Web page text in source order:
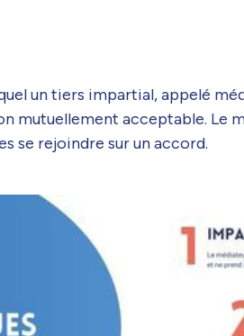
un tiers impartial, appelé
mutuellement acceptable. Le
se rejoindre sur un accord.